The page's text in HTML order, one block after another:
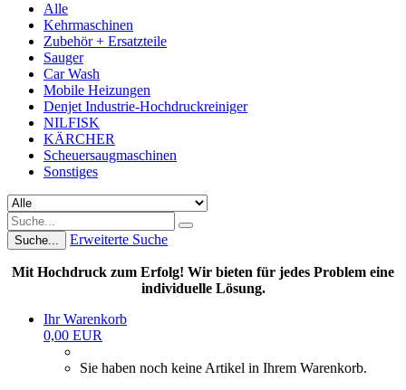
Alle
Kehrmaschinen
Zubehör + Ersatzteile
Sauger
Car Wash
Mobile Heizungen
Denjet Industrie-Hochdruckreiniger
NILFISK
KÄRCHER
Scheuersaugmaschinen
Sonstiges
Suche... Erweiterte Suche
Mit Hochdruck zum Erfolg! Wir bieten für jedes Problem eine
individuelle Lösung.
Ihr Warenkorb
0,00 EUR
Sie haben noch keine Artikel in Ihrem Warenkorb.